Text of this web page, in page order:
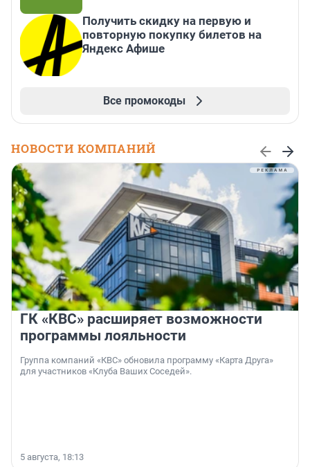
Получить скидку на первую и
повторную покупку билетов на
Яндекс Афише
Все промокоды
НОВОСТИ КОМПАНИЙ
ГК «КВС» расширяет возможности
программы лояльности
Группа компаний «КВС» обновила программу «Карта Друга»
для участников «Клуба Ваших Соседей».
5 августа, 18:13